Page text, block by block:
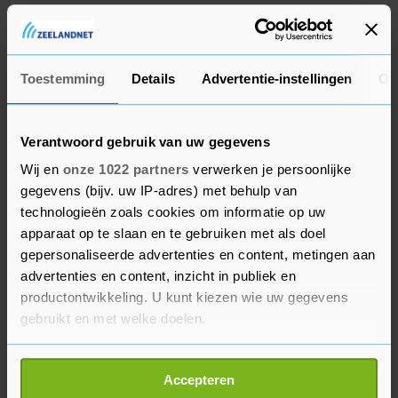
Toestemming Details Advertentie-instellingen
Verantwoord gebruik van uw gegevens
Wij en onze 1022 partners verwerken je persoonlijke
gegevens (bijv. uw IP-adres) met behulp van
technologieën zoals cookies om informatie op uw
apparaat op te slaan en te gebruiken met als doel
gepersonaliseerde advertenties en content, metingen aan
advertenties en content, inzicht in publiek en
productontwikkeling. U kunt kiezen wie uw gegevens
gebruikt en met welke doelen.
Als u het toestaat, willen we ook graag:
Informatie verzamelen over uw geografische
Accepteren
Verminderd toerekeningsvatbaar
P. is door gedragskundigen onderzocht. Zij
hebben onvoldoende aanwijzingen gevonden dat
bij P. sprake zou zijn van een pedofiele stoornis.
Wel zou P. een persoonlijkheidsstoornis hebben
en is het gevaar op herhaling matig tot groot als
hij niet wordt behandeld. P. is volgens de
deskundigen verminderd toerekeningsvatbaar.
De advocaat van P. vroeg de rechtbank een straf
op te leggen gelijk aan het voorarrest. Hij vroeg
er rekening mee te houden dat P. "digitaal
gebrandmerkt" was door de media-aandacht rond
de zaak, waarbij P. met voor- en achternaam is
genoemd en foto’s van hem zijn gepubliceerd. "De